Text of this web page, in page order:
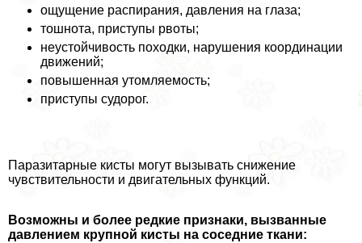
ощущение распирания, давления на глаза;
тошнота, приступы рвоты;
неустойчивость походки, нарушения координации
движений;
повышенная утомляемость;
приступы судорог.
Паразитарные кисты могут вызывать снижение
чувствительности и двигательных функций.
Возможны и более редкие признаки, вызванные
давлением крупной кисты на соседние ткани: